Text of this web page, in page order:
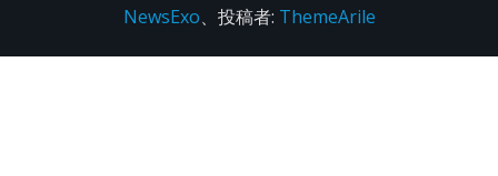
NewsExo、投稿者: ThemeArile